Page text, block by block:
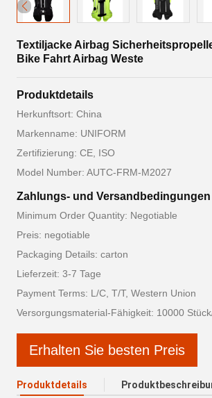
Textiljacke Airbag
Bike Fahrt Airbag Weste
Produktdetails
Herkunftsort: China
Markenname: UNIFORM
Zertifizierung: CE, ISO
Model Number: AUTC-FRM-M2027
Zahlungs- und Versandbedingungen
Minimum Order Quantity: Negotiable
Preis: negotiable
Packaging Details: carton
Lieferzeit: 3-7 Tage
Payment Terms: L/C, T/T, Western Union
Versorgungsmaterial-Fähigkeit: 10000
Erhalten Sie besten Preis
Produktdetails